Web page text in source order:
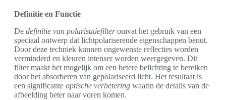
Definitie en Functie
De definitie van polarisatiefilteromvat het gebruik van een
speciaal ontwerp dat lichtpolariserende eigenschappen benut.
Door deze techniek kunnen ongewenste reflecties worden
verminderd en kleuren intenser worden weergegeven. Dit
filter maakt het mogelijk om een betere belichting te bereiken
door het absorberen van gepolariseerd licht. Het resultaat is
een significante optische verbetering waarin de details van de
afbeelding beter naar voren komen.